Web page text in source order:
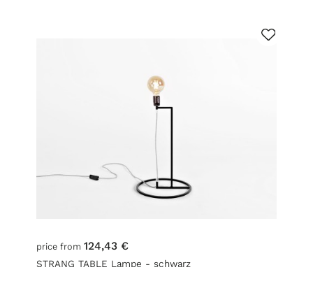
price from 124,43 €
STRANG TABLE Lampe - schwarz